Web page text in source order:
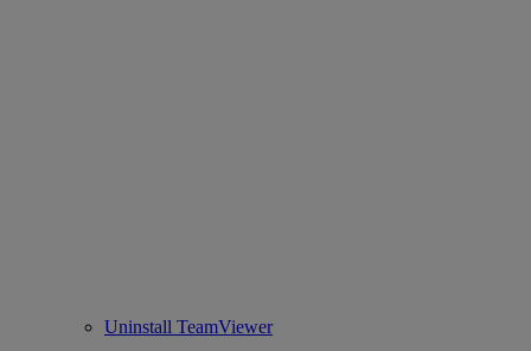
Uninstall TeamViewer